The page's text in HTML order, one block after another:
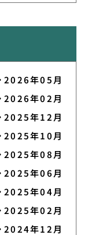
2026年05月
2026年02月
2025年12月
2025年10月
2025年08月
2025年06月
2025年04月
2025年02月
2024年12月